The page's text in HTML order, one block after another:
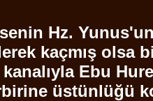
Hz.
kaçmış olsa
kanalıyla Ebu
üstünlüğü